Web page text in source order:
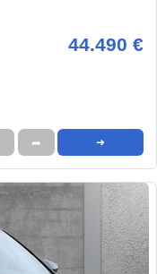
44.490 €
➦ ➜